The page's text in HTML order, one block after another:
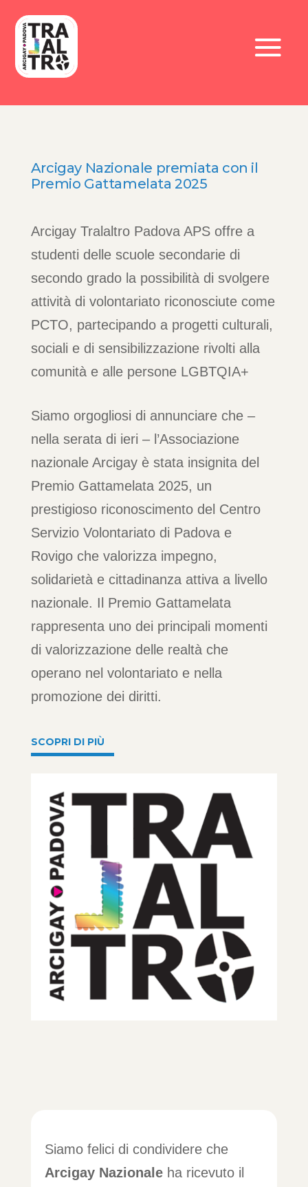
Arcigay Nazionale premiata con il
Premio Gattamelata 2025
Arcigay Tralaltro Padova APS offre a
studenti delle scuole secondarie di
secondo grado la possibilità di svolgere
attività di volontariato riconosciute come
PCTO, partecipando a progetti culturali,
sociali e di sensibilizzazione rivolti alla
comunità e alle persone LGBTQIA+
Siamo orgogliosi di annunciare che –
nella serata di ieri – l’Associazione
nazionale Arcigay è stata insignita del
Premio Gattamelata 2025, un
prestigioso riconoscimento del Centro
Servizio Volontariato di Padova e
Rovigo che valorizza impegno,
solidarietà e cittadinanza attiva a livello
nazionale. Il Premio Gattamelata
rappresenta uno dei principali momenti
di valorizzazione delle realtà che
operano nel volontariato e nella
promozione dei diritti.
SCOPRI DI PIÙ
Siamo felici di condividere che
Arcigay Nazionaleha ricevuto il